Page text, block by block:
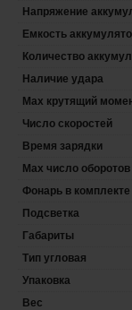
Напряжение
Емкость
Количество
Наличие удара
Max крутящий
Число скоростей
Время зарядки
Max число
Фонарь в комплекте
Подсветка
Габариты
Тип угловая
Упаковка
Вес